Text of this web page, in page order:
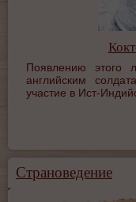
Появлению этого
английским
участие в Ист-
Страноведение